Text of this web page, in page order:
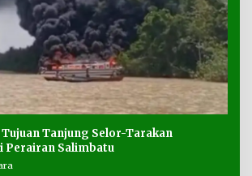
Tanjung Selor-Tarakan
Perairan Salimbatu